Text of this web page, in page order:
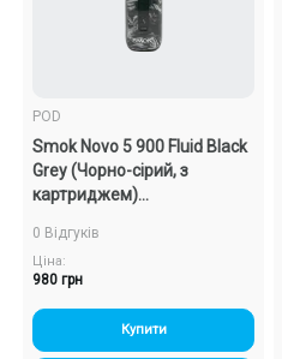
POD
Smok Novo 5 900 Fluid Black
Grey (Чорно-сірий, з
картриджем)
0 Відгуків
Ціна:
980 грн
Купити